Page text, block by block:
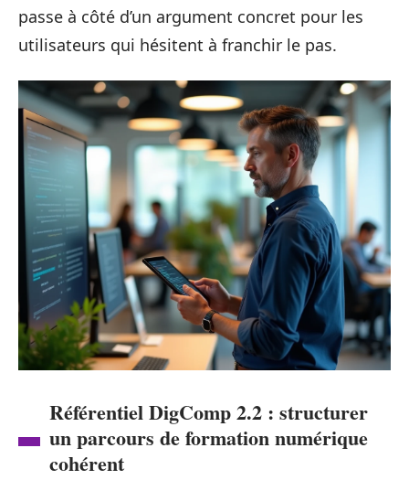
passe à côté d’un argument concret pour les
utilisateurs qui hésitent à franchir le pas.
Référentiel DigComp 2.2 : structurer
un parcours de formation numérique
cohérent